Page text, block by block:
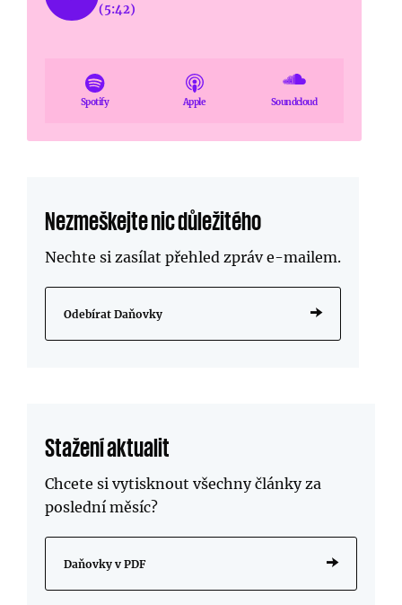
(5:42)
Spotify Apple Soundcloud
Nezmeškejte nic důležitého
Nechte si zasílat přehled zpráve-mailem.
Odebírat Daňovky
Stažení aktualit
Chcete si vytisknout všechny články za
poslední měsíc?
Daňovky v PDF